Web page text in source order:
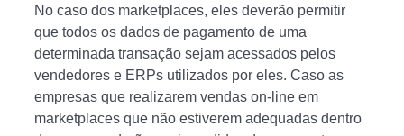
No caso dos marketplaces, eles deverão permitir
que todos os dados de pagamento de uma
determinada transação sejam acessados pelos
vendedores e ERPs utilizados por eles. Caso as
empresas que realizarem vendas on-line em
marketplaces que não estiverem adequadas dentro